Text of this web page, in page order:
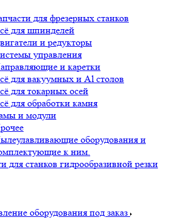
для фрезерных станков
для шпинделей
и редукторы
управления
и каретки
для вакуумных и Al столов
для токарных осей
для обработки камня
и модули
оборудования и
к ним.
для станков гидрообразивной резки
оборудования под заказ